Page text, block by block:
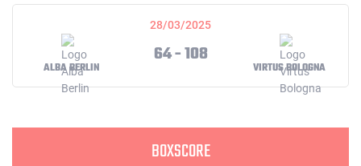
28/03/2025
ALBA BERLIN
64 - 108
VIRTUS BOLOGNA
BOXSCORE